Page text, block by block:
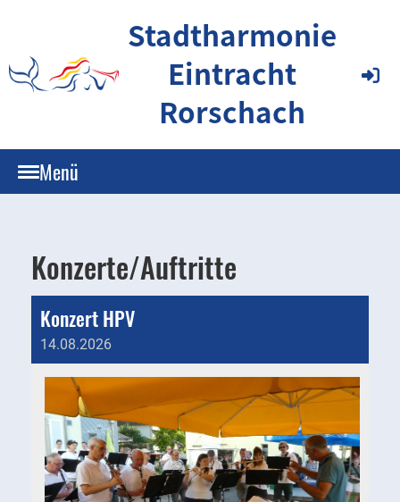
Stadtharmonie
Eintracht
Rorschach
Menü
Konzerte/Auftritte
Konzert HPV
14.08.2026